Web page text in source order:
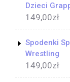
Dzieci
149,00zł
Spodenki
Wrestling
149,00zł